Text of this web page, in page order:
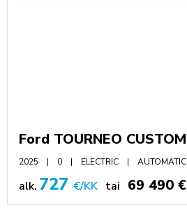
Ford TOURNEO CUSTOM
2025 0 ELECTRIC AUTOMATIC
alk. 727 €/KK tai 69 490 €